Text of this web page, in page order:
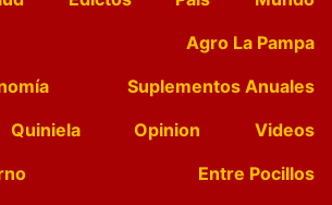
Agro La Pampa
Suplementos Anuales
Quiniela Opinion
Videos
Entre Pocillos